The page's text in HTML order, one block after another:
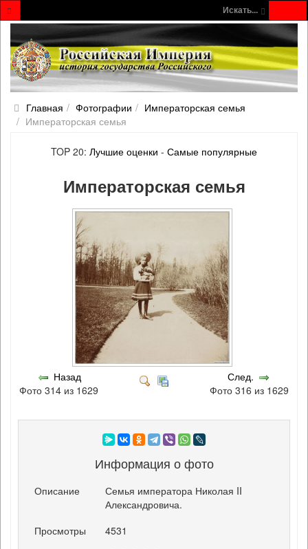
Искать...
Главная Фотографии
Императорская семья
Императорская семья
TOP 20: Лучшие оценки - Самые популярные
Императорская семья
Назад
Фото 314 из 1629
След.
Фото 316 из 1629
Информация о фото
Описание
Семья императора Николая II
Александровича.
Просмотры
4531